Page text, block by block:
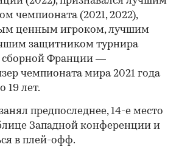
чемпионата (2021, 2022),
ценным игроком, лучшим
защитником турнира
сборной Франции —
чемпионата мира 2021 года
19 лет.
предпоследнее, 14-е место
Западной конференции и
в плей-офф.